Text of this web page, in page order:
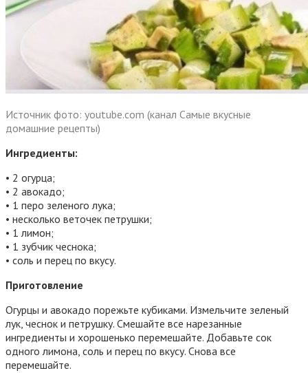
Источник фото: youtube.com (канал Самые вкусные
домашние рецепты)
Ингредиенты:
• 2 огурца;
• 2 авокадо;
• 1 перо зеленого лука;
• несколько веточек петрушки;
• 1 лимон;
• 1 зубчик чеснока;
• соль и перец по вкусу.
Приготовление
Огурцы и авокадо порежьте кубиками. Измельчите зеленый
лук, чеснок и петрушку. Смешайте все нарезанные
ингредиенты и хорошенько перемешайте. Добавьте сок
одного лимона, соль и перец по вкусу. Снова все
перемешайте.